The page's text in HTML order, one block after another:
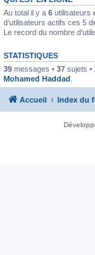
Au total il y a 6 utilisateurs
d’utilisateurs actifs ces 5
Le record du nombre
STATISTIQUES
39 messages • 37 sujets •
Mohamed Haddad
Accueil Index du